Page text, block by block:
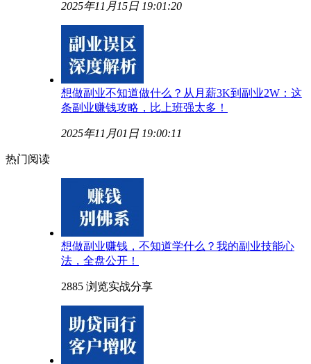
2025年11月15日 19:01:20
想做副业不知道做什么？从月薪3K到副业2W：这
条副业赚钱攻略，比上班强太多！
2025年11月01日 19:00:11
热门阅读
想做副业赚钱，不知道学什么？我的副业技能心
法，全盘公开！
2885 浏览实战分享